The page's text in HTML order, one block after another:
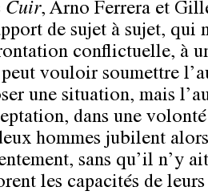
Cuir, Arno Ferrera et
de sujet à sujet, qui
conflictuelle, à
peut vouloir soumettre
une situation, mais
dans une
hommes jubilent
sans qu’il n’y
les capacités de